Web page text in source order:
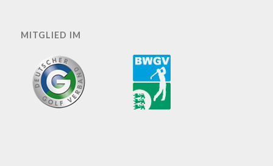
MITGLIED IM